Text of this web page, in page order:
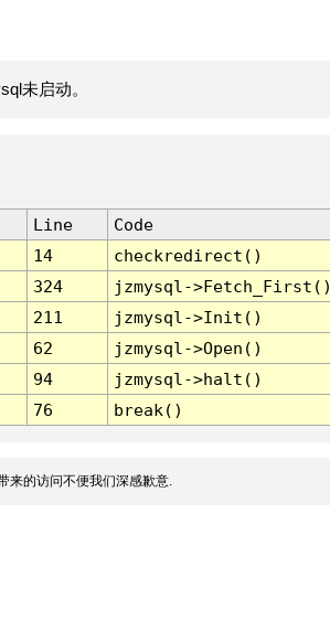
未启动。
Line
Code
14
checkredirect()
324
jzmysql-
211
jzmysql->Init()
62
jzmysql->Open()
94
jzmysql->halt()
76 break()
来的访问不便我们深感歉意.